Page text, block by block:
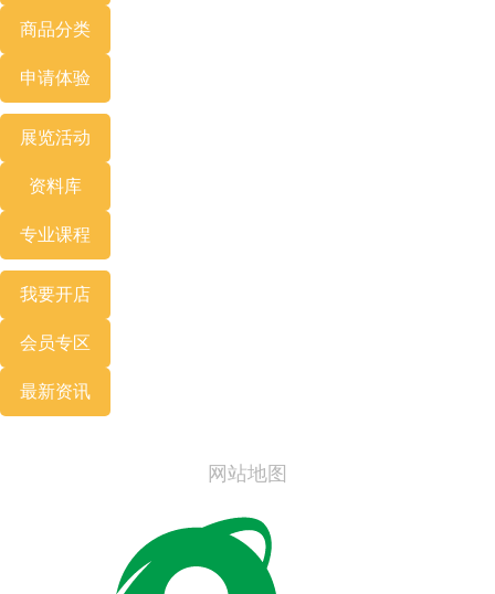
商品分类
申请体验
展览活动
资料库
专业课程
我要开店
会员专区
最新资讯
网站地图